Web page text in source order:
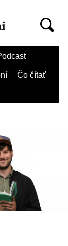
Čo čítať